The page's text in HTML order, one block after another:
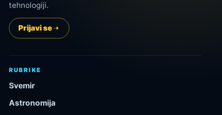
tehnologiji.
Prijavi se
RUBRIKE
Svemir
Astronomija